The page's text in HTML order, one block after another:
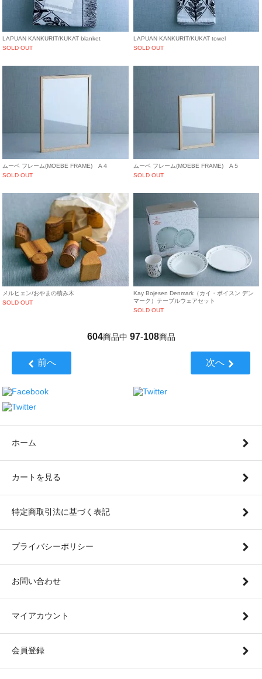
LAPUAN KANKURIT/KUKAT blanket
SOLD OUT
LAPUAN KANKURIT/KUKAT towel
SOLD OUT
ムーベ フレーム(MOEBE FRAME) A４
SOLD OUT
ムーベ フレーム(MOEBE FRAME) A５
SOLD OUT
メルヒェン/おやまの積み木
SOLD OUT
Kay Bojesen Denmark（カイ・ボイスン デン
マーク）テーブルウェアセット
SOLD OUT
604商品中 97-108商品
前へ 次へ
ホーム
カートを見る
特定商取引法に基づく表記
プライバシーポリシー
お問い合わせ
マイアカウント
会員登録